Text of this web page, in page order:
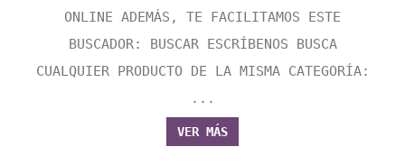
ONLINE ADEMÁS, TE FACILITAMOS ESTE
BUSCADOR: BUSCAR ESCRÍBENOS BUSCA
CUALQUIER PRODUCTO DE LA MISMA CATEGORÍA:
...
VER MÁS